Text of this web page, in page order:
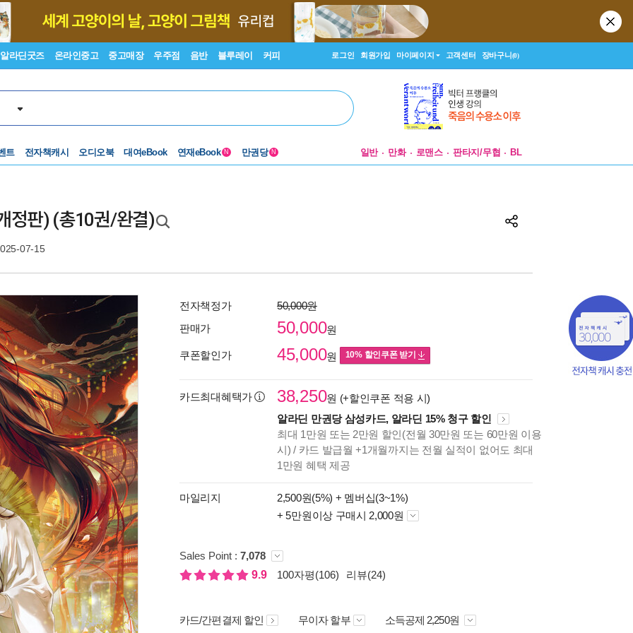
알라딘굿즈 온라인중고 중고매장 우주점 음반 블루레이 커피 로그인 회원가입 마이페이지 고객센터 장바구니(0)
트 전자책캐시 오디오북 대여eBook 연재eBook N 만권당 N 일반 만화 로맨스 판타지/무협 BL
정판) (총10권/완결)
07-15
전자책정가
50,000원
판매가
50,000원
쿠폰할인가 45,000원 10% 할인쿠폰 받기
카드최대혜택가 38,250원 (+할인쿠폰 적용 시)
알라딘 만권당 삼성카드, 알라딘 15% 청구 할인
최대 1만원 또는 2만원 할인(전월 30만원 또는 60만원 이용
시) / 카드 발급월 +1개월까지는 전월 실적이 없어도 최대
1만원 혜택 제공
마일리지 2,500원(5%) + 멤버십(3~1%)
+ 5만원이상 구매시 2,000원
Sales Point : 7,078
9.9
100자평(106) 리뷰(24)
카드/간편결제 할인 무이자 할부 소득공제 2,250원